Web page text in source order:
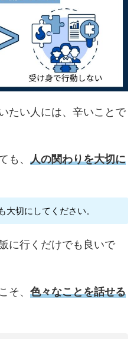
たい人には、辛いことで
も、 人の関わりを大切に
大切にしてください。
に行くだけでも良いで
そ、 色々なことを話せる